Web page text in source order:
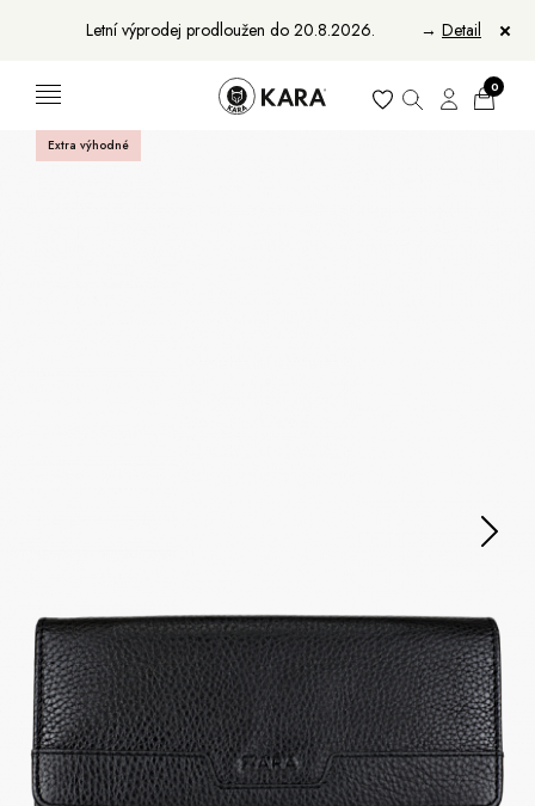
Letní výprodej prodloužen do 20.8.2026. → Detail
Dárkové poukazy
Extra výhodné
Slevy
Bundy a kabáty -50 %
Česky Slovensky
0
Extra výhodné